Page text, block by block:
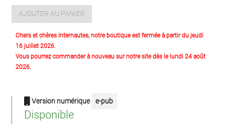
AJOUTER AU PANIER
Chers et chères Internautes, notre boutique est fermée à partir du jeudi
16 juillet 2026.
Vous pourrez commander à nouveau sur notre site dès le lundi 24 août
2026.
Version numérique e-pub
Disponible